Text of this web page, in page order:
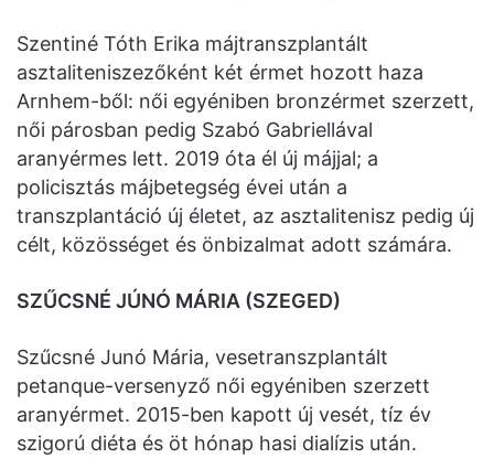
Szentiné Tóth Erika májtranszplantált
asztaliteniszezőként két érmet hozott haza
Arnhem-ből: női egyéniben bronzérmet szerzett,
női párosban pedig Szabó Gabriellával
aranyérmes lett. 2019 óta él új májjal; a
policisztás májbetegség évei után a
transzplantáció új életet, az asztalitenisz pedig új
célt, közösséget és önbizalmat adott számára.
SZŰCSNÉ JÚNÓ MÁRIA (SZEGED)
Szűcsné Junó Mária, vesetranszplantált
petanque-versenyző női egyéniben szerzett
aranyérmet. 2015-ben kapott új vesét, tíz év
szigorú diéta és öt hónap hasi dialízis után.